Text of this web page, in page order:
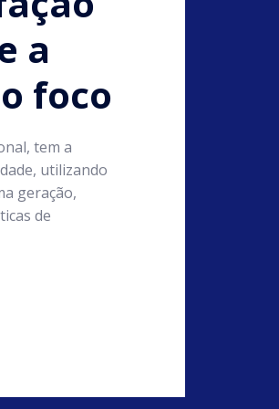
a
foco
tem a
utilizando
geração,
de